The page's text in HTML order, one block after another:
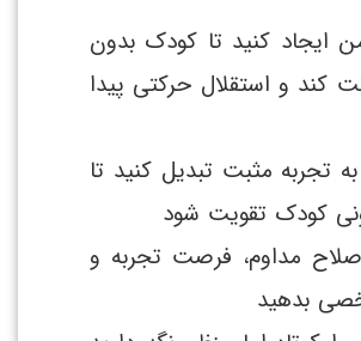
ایجاد کنید تا کودک بدون
کند و استقلال حرکتی پیدا
تجربه مثبت تبدیل کنید تا
کودک تقویت شود
مداوم، فرصت تجربه و
بدهید